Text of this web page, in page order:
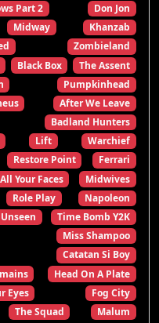
Part 2
Don Jon
Midway
Khanzab
Zombieland
Black Box
The Assent
Pumpkinhead
After We Leave
Badland Hunters
Lift
Warchief
Restore Point
Ferrari
All Your Faces
Midwives
Role Play
Napoleon
Time Bomb Y2K
Miss Shampoo
Catatan Si Boy
Head On A Plate
Eyes
Fog City
The Squad
Malum